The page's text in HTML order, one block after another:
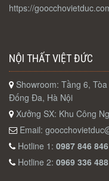
https://
NỘI THẤT VIỆT ĐỨC
Showroom: Tầng 6,
Đống Đa, Hà Nội
Xưởng SX: Khu Công
Email:
Hotline 1: 0987 846 846
Hotline 2: 0969 336 488